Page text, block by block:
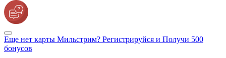
Еще нет карты Мильстрим? Регистрируйся и Получи 500
бонусов